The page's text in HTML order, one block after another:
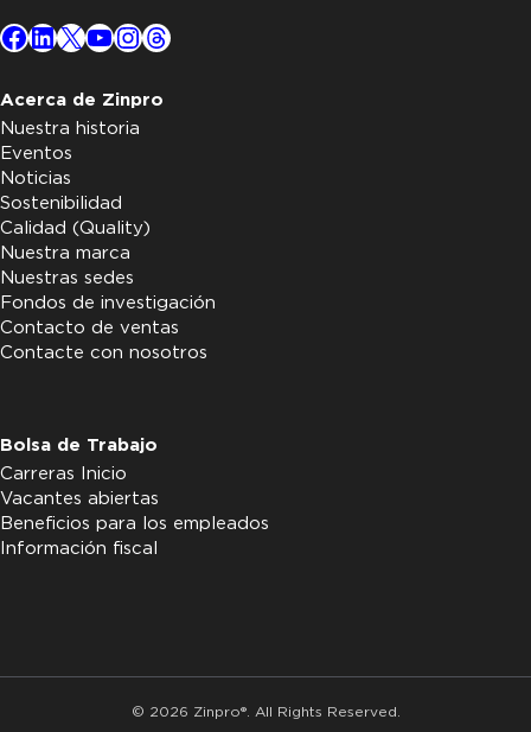
Facebook
LinkedIn
X YouTube
Instagram
Threads
Acerca de Zinpro
Nuestra historia
Eventos
Noticias
Sostenibilidad
Calidad (Quality)
Nuestra marca
Nuestras sedes
Fondos de investigación
Contacto de ventas
Contacte con nosotros
Bolsa de Trabajo
Carreras Inicio
Vacantes abiertas
Beneficios para los empleados
Información fiscal
© 2026 Zinpro®. All Rights Reserved.